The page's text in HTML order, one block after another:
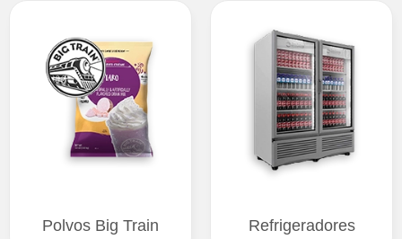
Polvos Big Train Refrigeradores